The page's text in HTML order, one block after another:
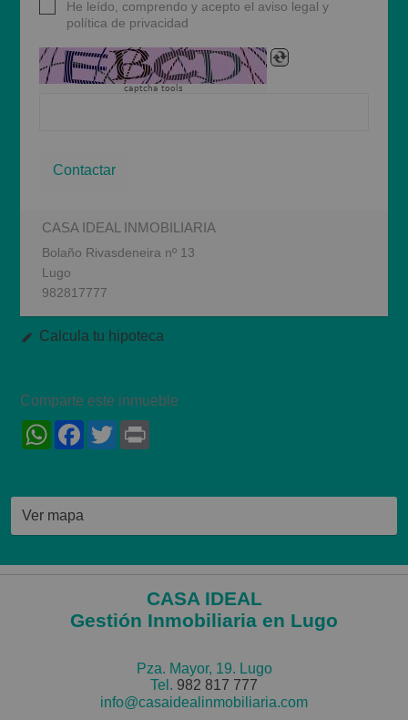
He leído, comprendo y acepto el aviso legal y
política de privacidad
captcha tools
Contactar
CASA IDEAL INMOBILIARIA
Bolaño Rivasdeneira nº 13
Lugo
982817777
Calcula tu hipoteca
Comparte este inmueble
WhatsAppFacebook
Twitter
Ver mapa
CASA IDEAL
Gestión Inmobiliaria en Lugo
Pza. Mayor, 19. Lugo
Tel. 982 817 777
info@casaidealinmobiliaria.com